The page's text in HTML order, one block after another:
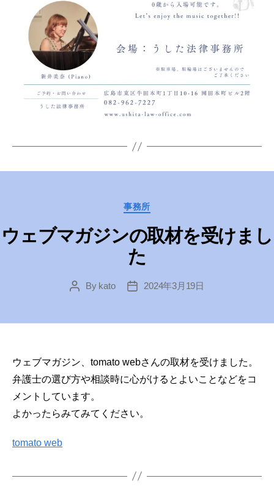
Categories
事務所
ウェブマガジンの取材を受けまし
た
PostBy kato
Post2024年3月19日
ウェブマガジン、tomato webさんの取材を受けました。
弁護士の選び方や相談時に心がけるとよいことなどをコ
メントしています。
よかったらみてみてください。
tomato web